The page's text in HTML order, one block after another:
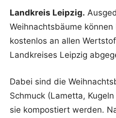
Landkreis Leipzig.
Weihnachtsbäume können
kostenlos an allen
Landkreises Leipzig
Dabei sind die
Schmuck (Lametta,
sie kompostiert werden.